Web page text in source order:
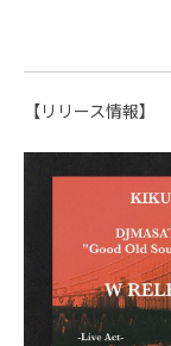
【リリース情報】